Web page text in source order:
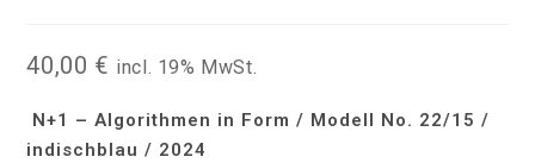
40,00 € incl. 19% MwSt.
N+1 – Algorithmen in Form / Modell No. 22/15 /
indischblau / 2024